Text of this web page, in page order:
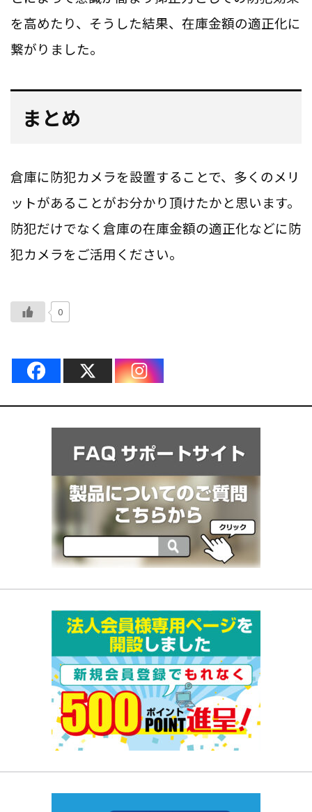
を高めたり、そうした結果、在庫金額の適正化に
繋がりました。
まとめ
倉庫に防犯カメラを設置することで、多くのメリ
ットがあることがお分かり頂けたかと思います。
防犯だけでなく倉庫の在庫金額の適正化などに防
犯カメラをご活用ください。
0